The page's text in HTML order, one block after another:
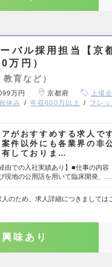
バル採用担当【京
万円）
育など）
万円 京都府 上場
休み 年収600万以上 フレ
がおすすめする求人で
件以外にも各業界の非
しておりま…
由での入社実績あり】■仕事の内
現地の公用語を用いて臨床開発、…
人のため、求人詳細につきましては
興味あり